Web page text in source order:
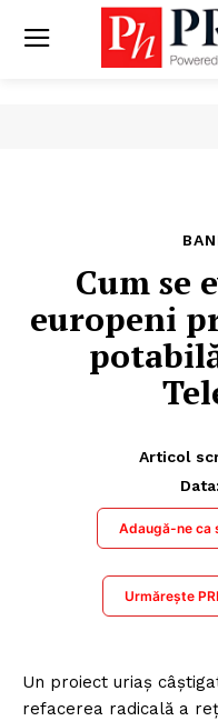
Cum se
europeni
Articol
Data:
Adaugă-ne ca
Urmărește
Un proiect uriaș
refacerea radicală a